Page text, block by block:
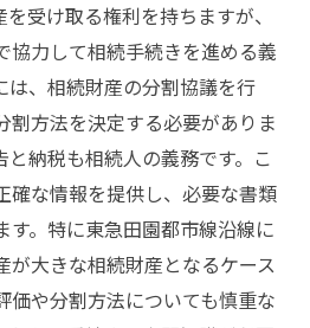
か？基本的な理解
きとその流れ
ットとデメリット
相続放棄手続き
産管理とその方法
際の注意点
効果的な運用方法
その特徴
受け取る権利を持ちますが、
協力して相続手続きを進める義
は、相続財産の分割協議を行
割方法を決定する必要がありま
納税も相続人の義務です。こ
確な情報を提供し、必要な書類
す。特に東急田園都市線沿線に
が大きな相続財産となるケース
価や分割方法についても慎重な